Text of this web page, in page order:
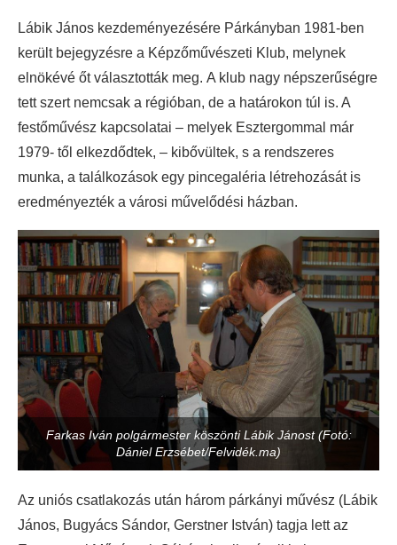
Lábik János kezdeményezésére Párkányban 1981-ben
került bejegyzésre a Képzőművészeti Klub, melynek
elnökévé őt választották meg. A klub nagy népszerűségre
tett szert nemcsak a régióban, de a határokon túl is. A
festőművész kapcsolatai – melyek Esztergommal már
1979- től elkezdődtek, – kibővültek, s a rendszeres
munka, a találkozások egy pincegaléria létrehozását is
eredményezték a városi művelődési házban.
Farkas Iván polgármester köszönti Lábik Jánost (Fotó:
Dániel Erzsébet/Felvidék.ma)
Az uniós csatlakozás után három párkányi művész (Lábik
János, Bugyács Sándor, Gerstner István) tagja lett az